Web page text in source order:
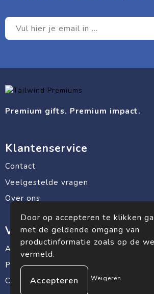
Premium gifts. Premium impact.
Klantenservice
Contact
Veelgestelde vragen
Over ons
Veilig winkelen
Algemene voorwaarden
Privacyverklaring
Cookiebeleid
Door op accepteren te klikken
met de geldende omgang van
productinformatie zoals op de
vermeld.
Weigeren